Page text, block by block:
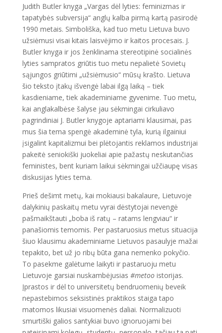
Judith Butler knyga „Vargas dėl lyties: feminizmas ir
tapatybės subversija“ anglų kalba pirmą kartą pasirodė
1990 metais. Simboliška, kad tuo metu Lietuva buvo
užsiėmusi visai kitais laisvėjimo ir kaitos procesais. J.
Butler knyga ir jos ženklinama stereotipinė socialinės
lyties sampratos griūtis tuo metu nepalietė Sovietų
sąjungos griūtimi „užsiėmusio“ mūsų krašto. Lietuva
šio teksto įtakų išvengė labai ilgą laiką – tiek
kasdieniame, tiek akademiniame gyvenime. Tuo metu,
kai anglakalbėse šalyse jau sėkmingai cirkuliavo
pagrindiniai J. Butler knygoje aptariami klausimai, pas
mus šia tema spengė akademinė tyla, kurią ilgainiui
įsigalint kapitalizmui bei plėtojantis reklamos industrijai
pakeitė seniokiški juokeliai apie pažastų neskutančias
feministes, bent kuriam laikui sėkmingai užčiaupę visas
diskusijas lyties tema.
Prieš dešimt metų, kai mokiausi bakalaure, Lietuvoje
dalykinių paskaitų metu vyrai dėstytojai nevengė
pašmaikštauti „boba iš ratų – ratams lengviau“ ir
panašiomis temomis. Per pastaruosius metus situacija
šiuo klausimu akademiniame Lietuvos pasaulyje mažai
tepakito, bet už jo ribų būta gana nemenko pokyčio.
To pasekme galėtume laikyti ir pastaruoju metu
Lietuvoje garsiai nuskambėjusias #metooistorijas.
Įprastos ir dėl to universitetų bendruomenių beveik
nepastebimos seksistinės praktikos staiga tapo
matomos likusiai visuomenės daliai. Normalizuoti
smurtiški galios santykiai buvo ignoruojami bei